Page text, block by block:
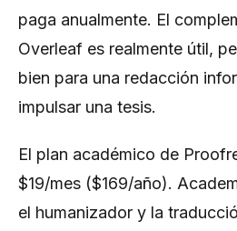
paga anualmente. El
Overleaf es realmente útil,
bien para una redacción
impulsar una tesis.
El plan académico de
$19/mes ($169/año).
el humanizador y la